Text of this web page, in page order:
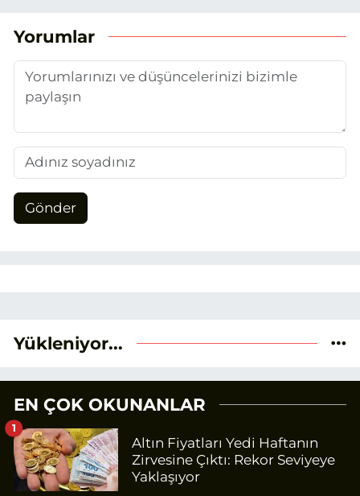
adım attım.
Yorumlar
Gönder
Yükleniyor...
EN ÇOK OKUNANLAR
Altın Fiyatları Yedi Haftanın
Zirvesine Çıktı: Rekor Seviyeye
Yaklaşıyor
1